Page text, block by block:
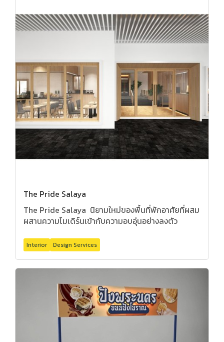
The Pride Salaya
The Pride Salaya นิยามใหม่ของพื้นที่พักอาศัยที่ผสม
ผสานความโมเดิร์นเข้ากับความอบอุ่นอย่างลงตัว
Interior Design Services